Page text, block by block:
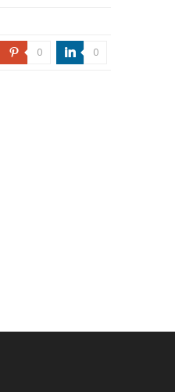
d 0 j 0